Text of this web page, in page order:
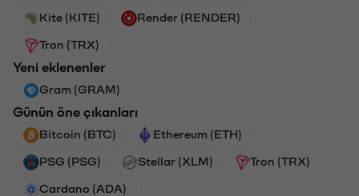
Kite (KITE) Render (RENDER)
Tron (TRX)
Yeni eklenenler
Gram (GRAM)
Günün öne çıkanları
Bitcoin (BTC) Ethereum (ETH)
PSG (PSG) Stellar (XLM) Tron (TRX)
Cardano (ADA)